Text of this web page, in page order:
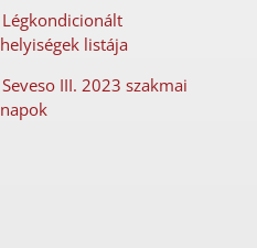
Légkondicionált
helyiségek listája
Seveso III. 2023 szakmai
napok